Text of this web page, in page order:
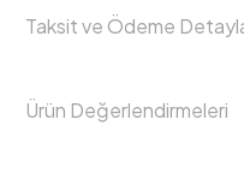
Taksit ve Ödeme
Ürün Değerlendirmeleri